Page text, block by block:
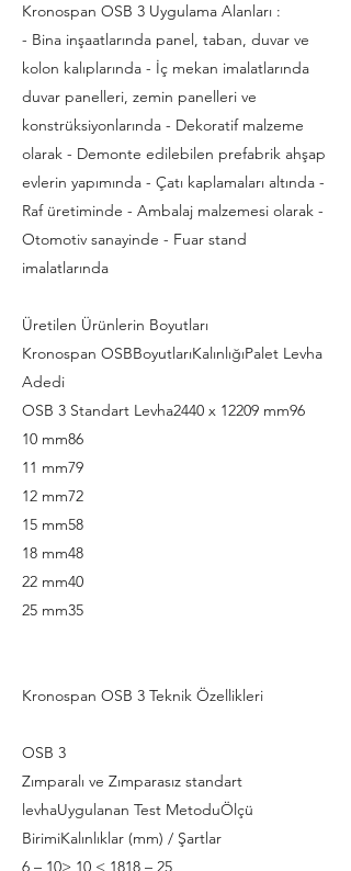
Kronospan OSB 3 Uygulama Alanları :
- Bina inşaatlarında panel, taban, duvar ve
kolon kalıplarında - İç mekan imalatlarında
duvar panelleri, zemin panelleri ve
konstrüksiyonlarında - Dekoratif malzeme
olarak - Demonte edilebilen prefabrik ahşap
evlerin yapımında - Çatı kaplamaları altında -
Raf üretiminde - Ambalaj malzemesi olarak -
Otomotiv sanayinde - Fuar stand
imalatlarında
Üretilen Ürünlerin Boyutları
Kronospan OSBBoyutlarıKalınlığıPalet Levha
Adedi
OSB 3 Standart Levha2440 x 12209 mm96
10 mm86
11 mm79
12 mm72
15 mm58
18 mm48
22 mm40
25 mm35
Kronospan OSB 3 Teknik Özellikleri
OSB 3
Zımparalı ve Zımparasız standart
levhaUygulanan Test MetoduÖlçü
BirimiKalınlıklar (mm) / Şartlar
6 – 10> 10 < 1818 – 25